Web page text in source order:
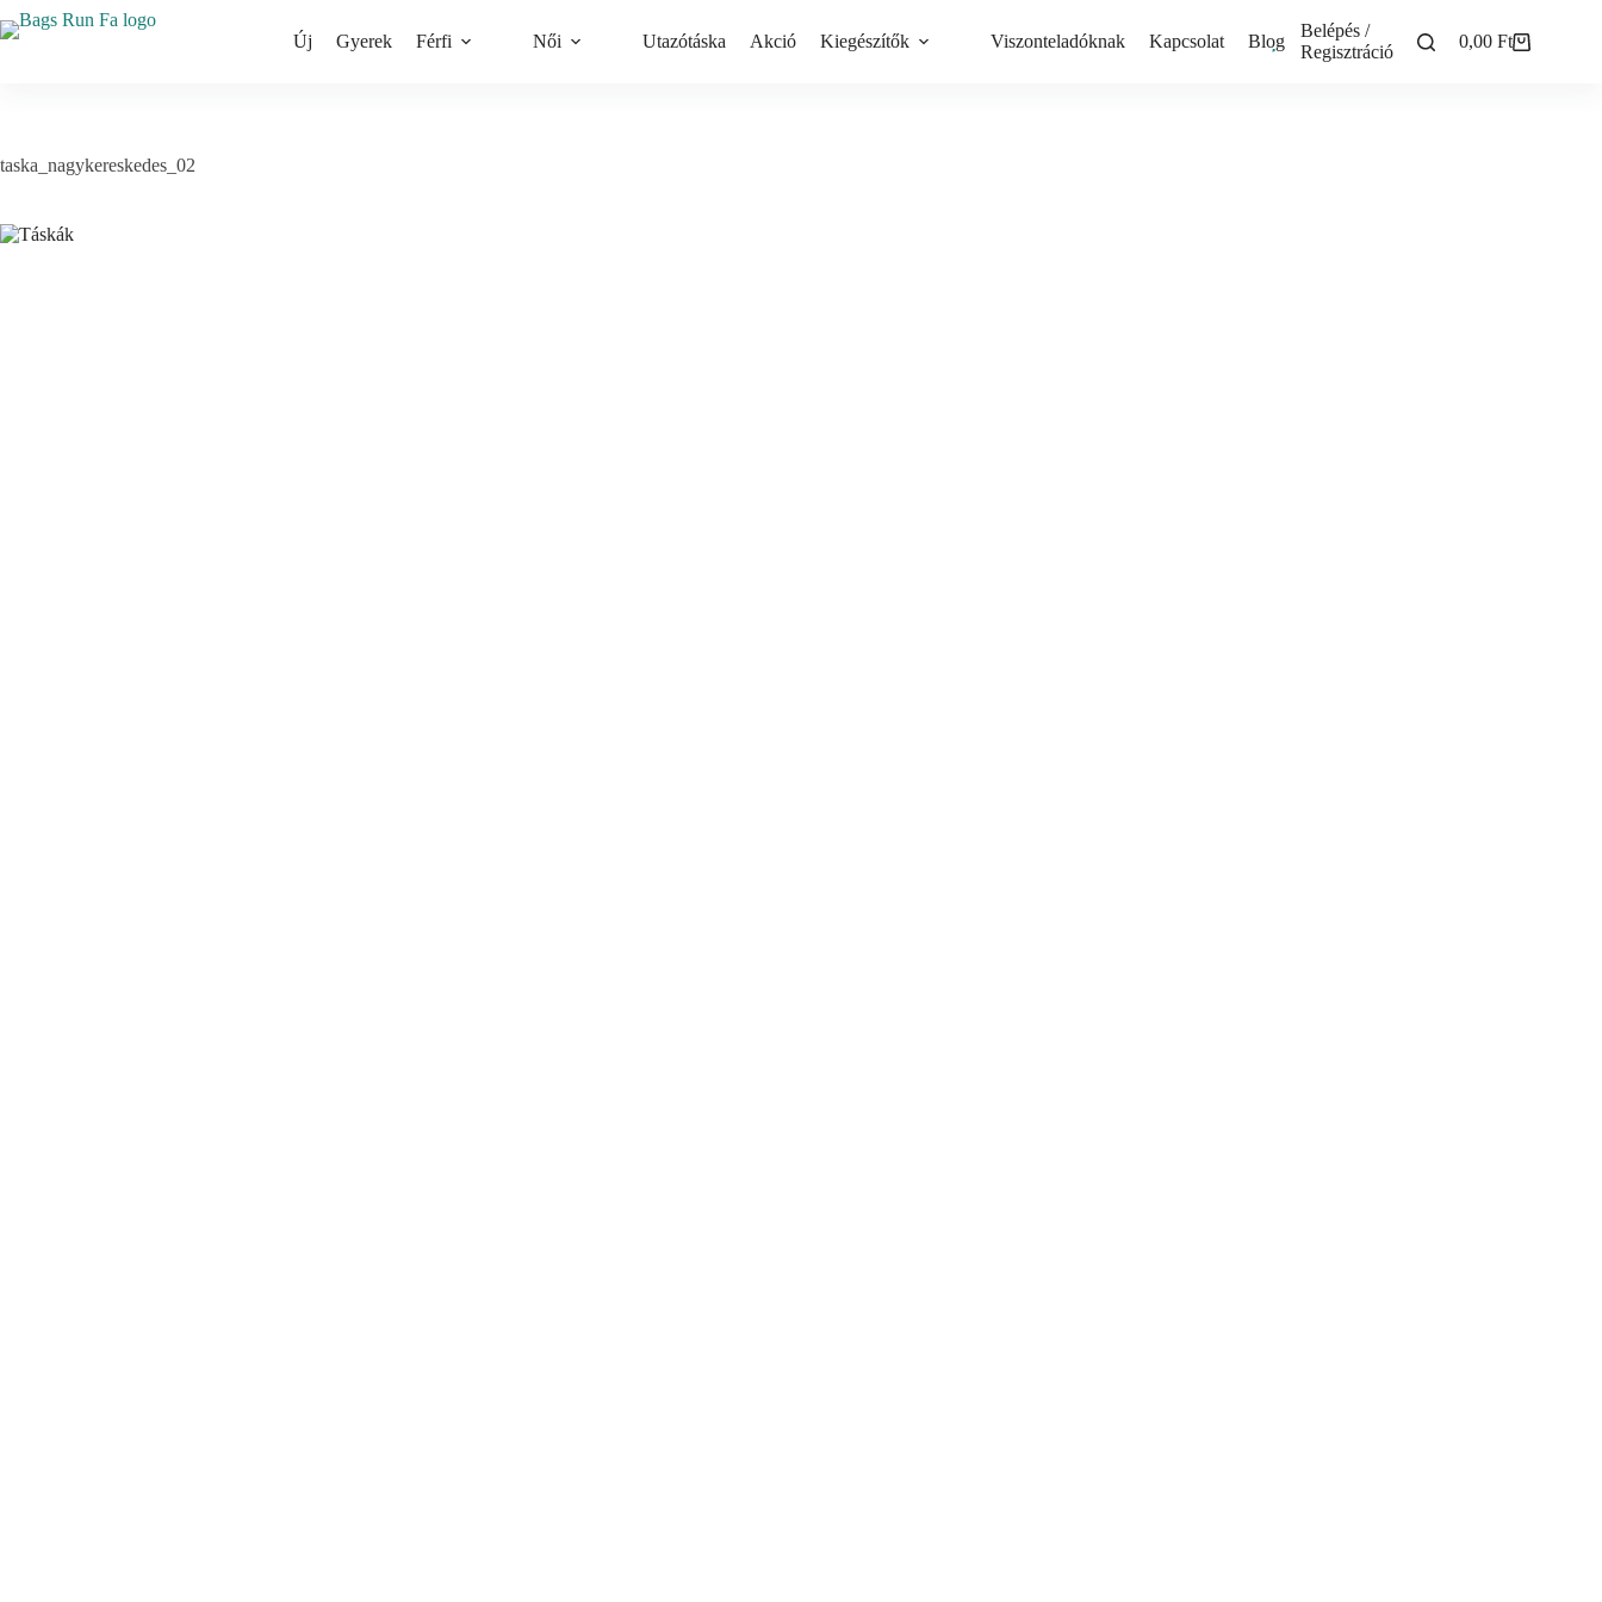
Skip
to
Új Gyerek Férfi Női Utazótáska Akció Kiegészítők Viszonteladóknak Kapcsolat Blog
Belépés /
Regisztráció
Shopping
0,00 Ft
taska_nagykereskedes_02